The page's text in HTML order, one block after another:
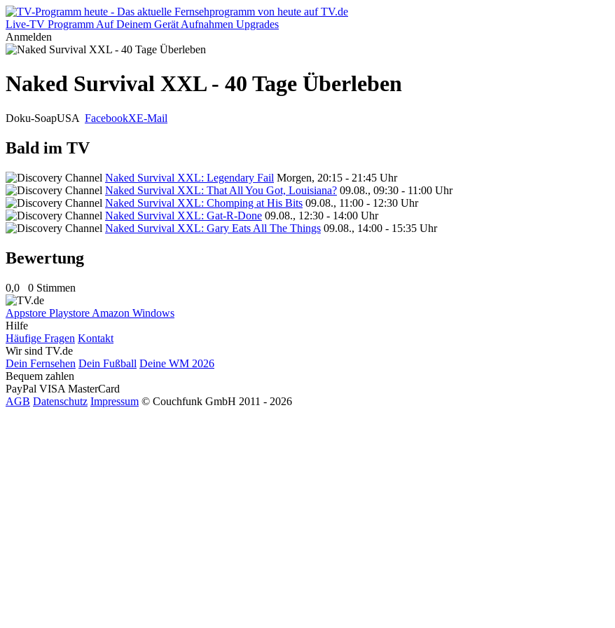
Live-TV Programm Auf Deinem Gerät Aufnahmen Upgrades
Anmelden
Naked Survival XXL - 40 Tage Überleben
Doku-SoapUSA FacebookXE-Mail
Bald im TV
Naked Survival XXL: Legendary Fail Morgen, 20:15 - 21:45 Uhr
Naked Survival XXL: That All You Got, Louisiana? 09.08., 09:30 - 11:00 Uhr
Naked Survival XXL: Chomping at His Bits 09.08., 11:00 - 12:30 Uhr
Naked Survival XXL: Gat-R-Done 09.08., 12:30 - 14:00 Uhr
Naked Survival XXL: Gary Eats All The Things 09.08., 14:00 - 15:35 Uhr
Bewertung
0,0 0 Stimmen
Appstore Playstore Amazon Windows
Hilfe
Häufige Fragen Kontakt
Wir sind TV.de
Dein Fernsehen Dein Fußball Deine WM 2026
Bequem zahlen
PayPal VISA MasterCard
AGB Datenschutz Impressum © Couchfunk GmbH 2011 - 2026